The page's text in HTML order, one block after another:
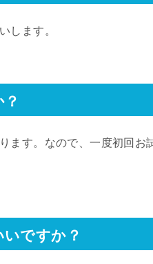
します。
ます。なので、一度初回お
ですか？